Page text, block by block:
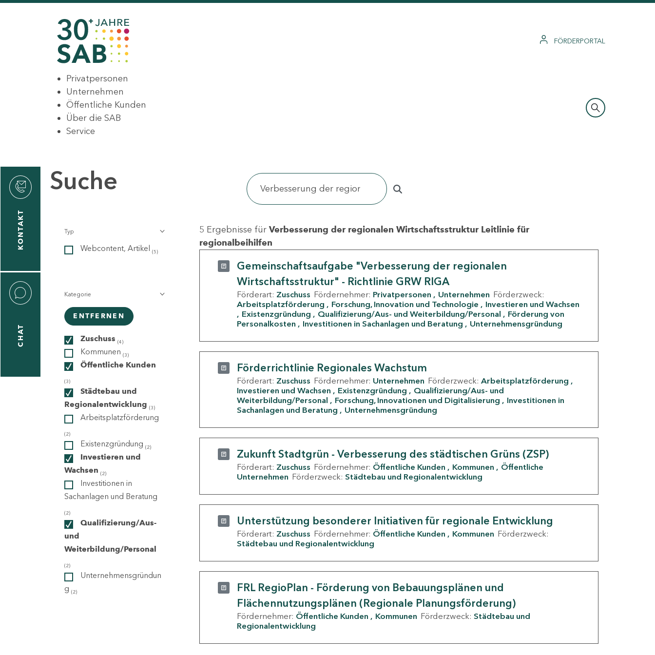
FÖRDERPORTAL
Privatpersonen
Unternehmen
Öffentliche Kunden
Über die SAB
Service
KONTAKT
CHAT
Suche
Typ
Webcontent, Artikel (5)
Kategorie
ENTFERNEN
Zuschuss (4)
Kommunen (3)
Öffentliche Kunden
(3)
Städtebau und
Regionalentwicklung (3)
Arbeitsplatzförderung
(2)
Existenzgründung (2)
Investieren und
Wachsen (2)
Investitionen in
Sachanlagen und Beratung
(2)
Qualifizierung/Aus-
und
Weiterbildung/Personal
(2)
Unternehmensgründun
g (2)
5 Ergebnisse für Verbesserung der regionalen Wirtschaftsstruktur Leitlinie für
regionalbeihilfen
Gemeinschaftsaufgabe "Verbesserung der regionalen
Wirtschaftsstruktur" - Richtlinie GRW RIGA
Förderart: Zuschuss Fördernehmer: Privatpersonen Unternehmen Förderzweck:
Arbeitsplatzförderung
Forschung, Innovation und Technologie
Investieren und Wachsen
Existenzgründung
Qualifizierung/Aus- und Weiterbildung/Personal
Förderung von
Personalkosten
Investitionen in Sachanlagen und Beratung Unternehmensgründung
Förderrichtlinie Regionales Wachstum
Förderart: Zuschuss Fördernehmer: Unternehmen Förderzweck: Arbeitsplatzförderung
Investieren und Wachsen
Existenzgründung
Qualifizierung/Aus- und
Weiterbildung/Personal
Forschung, Innovationen und Digitalisierung
Investitionen in
Sachanlagen und Beratung
Unternehmensgründung
Zukunft Stadtgrün - Verbesserung des städtischen Grüns (ZSP)
Förderart: Zuschuss Fördernehmer: Öffentliche Kunden Kommunen
Öffentliche
Unternehmen Förderzweck: Städtebau und Regionalentwicklung
Unterstützung besonderer Initiativen für regionale Entwicklung
Förderart: Zuschuss Fördernehmer: Öffentliche Kunden Kommunen Förderzweck:
Städtebau und Regionalentwicklung
FRL RegioPlan - Förderung von Bebauungsplänen und
Flächennutzungsplänen (Regionale Planungsförderung)
Fördernehmer: Öffentliche Kunden Kommunen Förderzweck: Städtebau und
Regionalentwicklung